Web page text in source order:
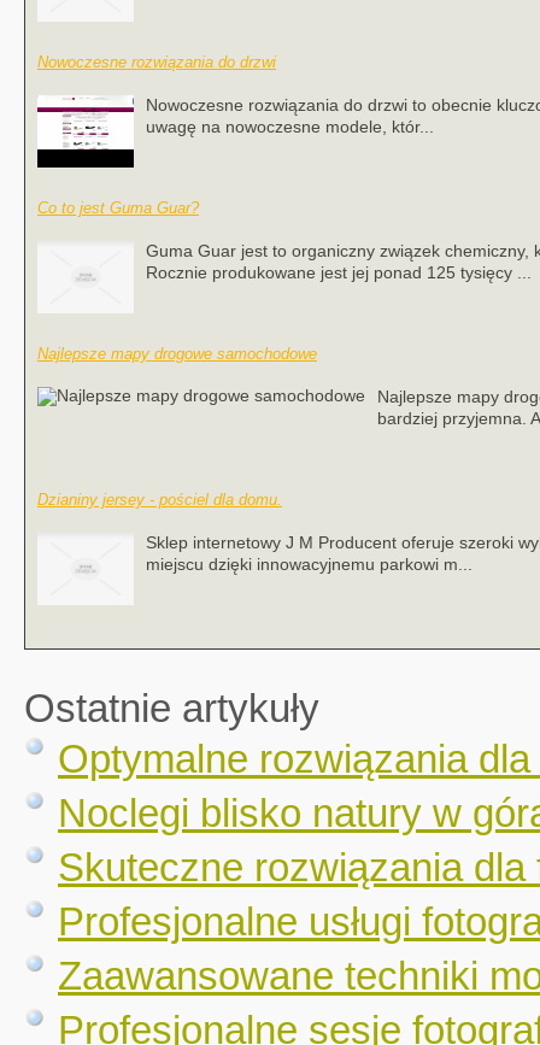
Nowoczesne rozwiązania do drzwi
Nowoczesne rozwiązania do drzwi to obecnie
uwagę na nowoczesne modele, któr...
Co to jest Guma Guar?
Guma Guar jest to organiczny związek
Rocznie produkowane jest jej ponad 125 tysięcy ...
Najlepsze mapy drogowe samochodowe
Najlepsze mapy
bardziej przyjemna.
Dzianiny jersey - pościel dla domu.
Sklep internetowy J M Producent oferuje szeroki
miejscu dzięki innowacyjnemu parkowi m...
Ostatnie artykuły
Optymalne rozwiązania dla
Noclegi blisko natury w
Skuteczne rozwiązania
Profesjonalne usługi
Zaawansowane techniki
Profesjonalne sesje